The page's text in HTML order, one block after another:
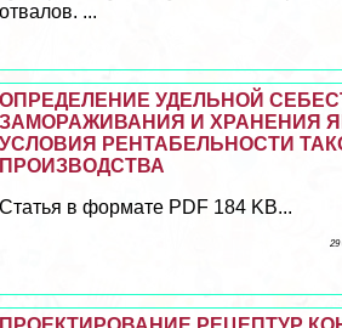
отвалов. ...
ОПРЕДЕЛЕНИЕ УДЕЛЬНОЙ
ЗАМОРАЖИВАНИЯ И ХРАНЕНИЯ
УСЛОВИЯ РЕНТАБЕЛЬНОСТИ
ПРОИЗВОДСТВА
Статья в формате PDF 184 KB...
29